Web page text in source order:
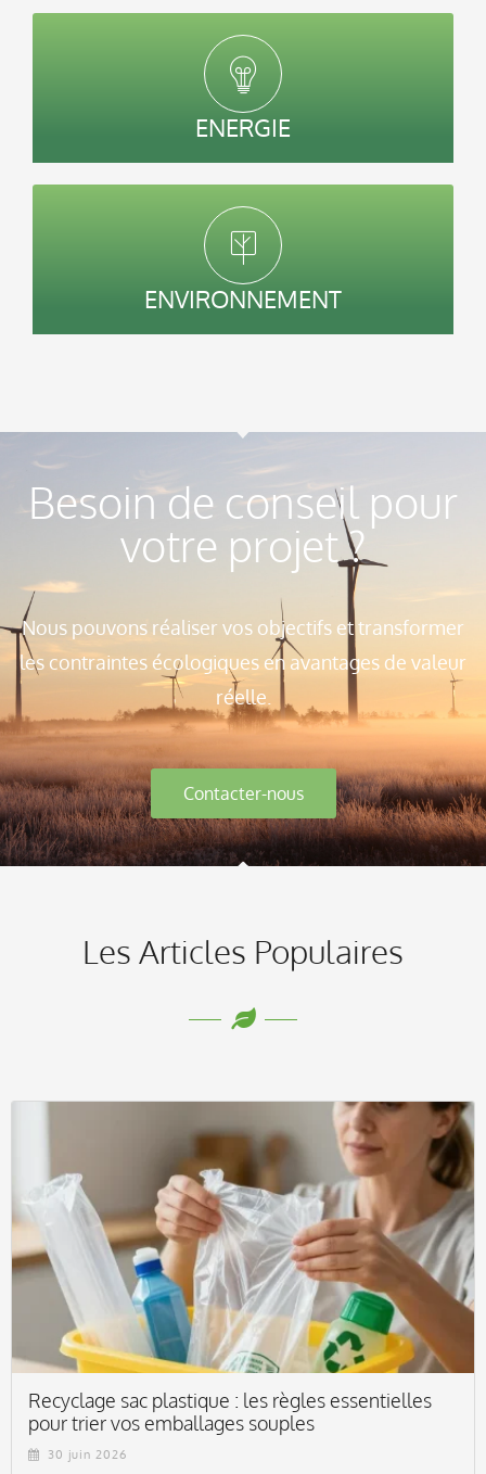
ENERGIE
ENVIRONNEMENT
Besoin de conseil pour
votre projet ?
Nous pouvons réaliser vos objectifs et transformer
les contraintes écologiques en avantages de valeur
réelle.
Contacter-nous
Les Articles Populaires
Recyclage sac plastique : les règles essentielles
pour trier vos emballages souples
30 juin 2026